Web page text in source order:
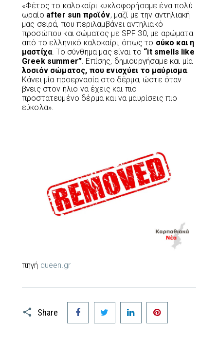
«Φέτος το καλοκαίρι κυκλοφορήσαμε ένα πολύ
ωραίο after sun προϊόν, μαζί με την αντηλιακή
μας σειρά, που περιλαμβάνει αντηλιακό
προσώπου και σώματος με SPF 30, με αρώματα
από το ελληνικό καλοκαίρι, όπως το σύκο και η
μαστίχα. Το σύνθημα μας είναι το “it smells like
Greek summer”. Επίσης, δημιουργήσαμε και μία
λοσιόν σώματος, που ενισχύει το μαύρισμα.
Κάνει μία προεργασία στο δέρμα, ώστε όταν
βγεις στον ήλιο να έχεις και πιο
προστατευμένο δέρμα και να μαυρίσεις πιο
εύκολα».
πηγή queen.gr
Share
Facebook Twitter LinkedIn